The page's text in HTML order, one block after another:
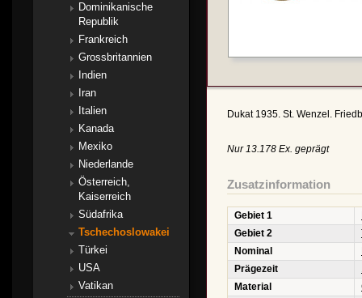
Dukat 1935. St. Wenzel.
Nur 13.178 Ex. geprägt
Zusatzinformation
Gebiet 1
Gebiet 2
Nominal
Prägezeit
Material
Dominikanische
Republik
Frankreich
Grossbritannien
Indien
Iran
Italien
Kanada
Mexiko
Niederlande
Österreich,
Kaiserreich
Südafrika
Tschechoslowakei
Türkei
USA
Vatikan